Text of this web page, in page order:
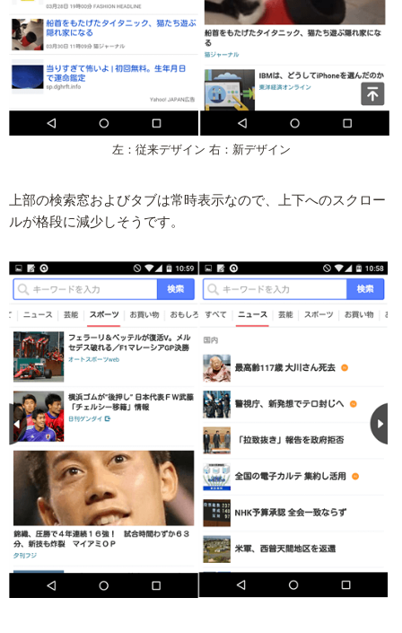
左：従来デザイン 右：新デザイン
上部の検索窓およびタブは常時表示なので、上下へのスクロー
ルが格段に減少しそうです。